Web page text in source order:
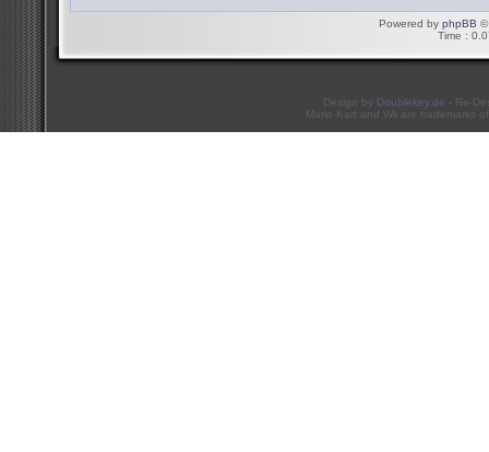
Powered by phpBB ©
Time :
Design by Doublekey.de - Re-
Mario Kart and Wii are trademarks